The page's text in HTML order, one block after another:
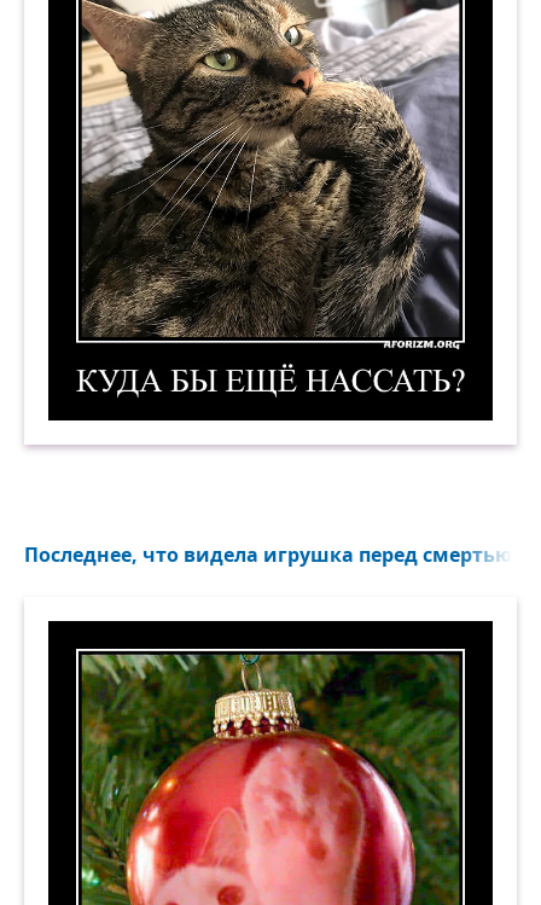
Последнее, что видела игрушка перед смертью...